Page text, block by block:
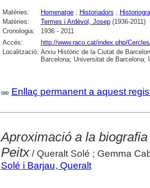
Matèries: Homenatge; Historiadors ;
Matèries:
Termes i Ardèvol, Josep(1936-2011)
Cronologia:
1936 - 2011
Accés:
http://www.raco.cat/index.php/
Localització: Arxiu Històric de la Ciutat de
Barcelona; Universitat de Barcelona;
Enllaç permanent a aquest
Aproximació a la
Peitx/ Queralt Solé ; Gemma
Solé i Barjau, Queralt